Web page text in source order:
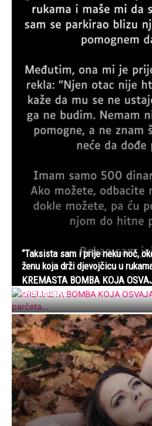
“Taksista sam i prije neku noć,
ženu koja drži djevojčicu u
KREMASTA BOMBA KOJA
dva parčeta…